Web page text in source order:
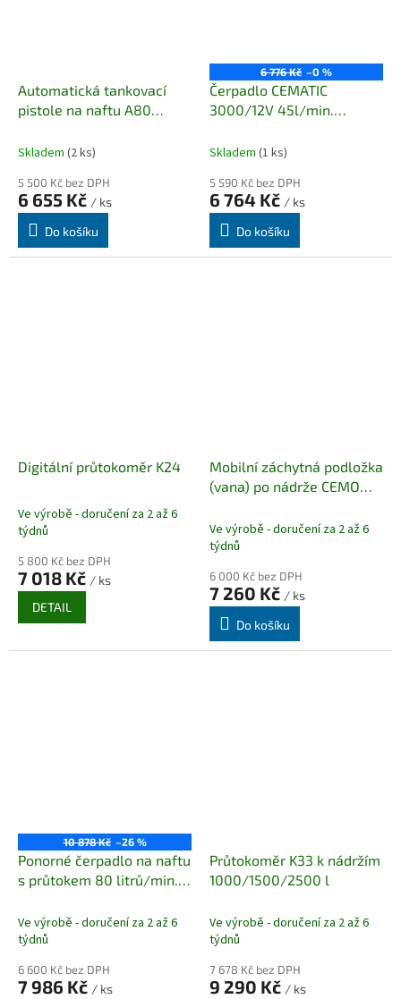
Automatická tankovací
pistole na naftu A80
Skladem (2 ks)
5 500 Kč bez DPH
6 655 Kč / ks
Do košíku
6 776 Kč –0 %
Čerpadlo CEMATIC
3000/12V 45l/min.
Skladem (1 ks)
5 590 Kč bez DPH
6 764 Kč / ks
Do košíku
Digitální průtokoměr K24
Průměrné
hodnocení
produktu
je
5,0
5
Ve výrobě - doručení za 2 až 6
týdnů
5 800 Kč bez DPH
7 018 Kč / ks
DETAIL
Mobilní záchytná podložka
(vana) po nádrže CEMO
Ve výrobě - doručení za 2 až 6
týdnů
6 000 Kč bez DPH
7 260 Kč / ks
Do košíku
10 878 Kč –26 %
Ponorné čerpadlo na naftu
s průtokem 80 litrů/min.
Ve výrobě - doručení za 2 až 6
týdnů
6 600 Kč bez DPH
7 986 Kč / ks
Průtokoměr K33 k nádržím
1000/1500/2500 l
Ve výrobě - doručení za 2 až 6
týdnů
7 678 Kč bez DPH
9 290 Kč / ks